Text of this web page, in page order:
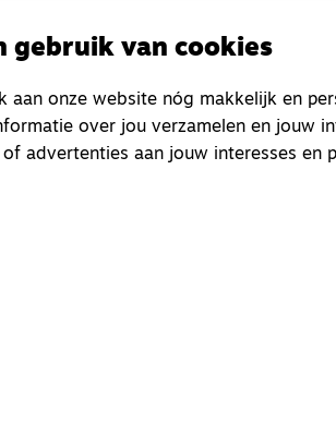
gebruik van cookies
aan onze website nóg makkelijk en
over jou verzamelen en jouw
advertenties aan jouw interesses en